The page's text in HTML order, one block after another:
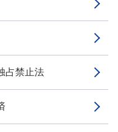
占禁止法